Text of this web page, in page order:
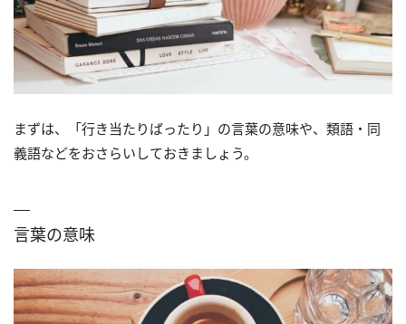
まずは、「行き当たりばったり」の言葉の意味や、類語・同
義語などをおさらいしておきましょう。
言葉の意味